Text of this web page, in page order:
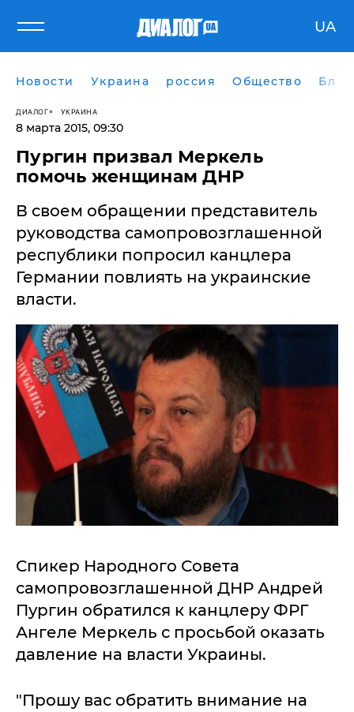
UA
Новости Украина россия Общество
ДИАЛОГ УКРАИНА
8 марта 2015, 09:30
Пургин призвал Меркель
помочь женщинам ДНР
В своем обращении представитель
руководства самопровозглашенной
республики попросил канцлера
Германии повлиять на украинские
власти.
Спикер Народного Совета
самопровозглашенной ДНР Андрей
Пургин обратился к канцлеру ФРГ
Ангеле Меркель с просьбой оказать
давление на власти Украины.
"Прошу вас обратить внимание на